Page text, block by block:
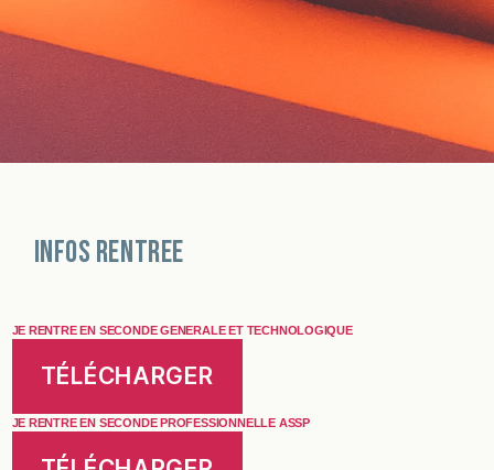
INFOS RENTREE
JE RENTRE EN SECONDE GENERALE ET TECHNOLOGIQUE
TÉLÉCHARGER
JE RENTRE EN SECONDE PROFESSIONNELLE ASSP